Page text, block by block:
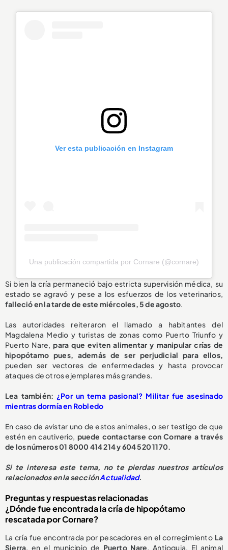
Ver esta publicación en Instagram
Una publicación compartida por Cornare (@cornare)
Si bien la cría permaneció bajo estricta supervisión médica, su
estado se agravó y pese a los esfuerzos de los veterinarios,
falleció en la tarde de este miércoles, 5 de agosto.
Las autoridades reiteraron el llamado a habitantes del
Magdalena Medio y turistas de zonas como Puerto Triunfo y
Puerto Nare, para que eviten alimentar y manipular crías de
hipopótamo pues, además de ser perjudicial para ellos,
pueden ser vectores de enfermedades y hasta provocar
ataques de otros ejemplares más grandes.
Lea también: ¿Por un tema pasional? Militar fue asesinado
mientras dormía en Robledo
En caso de avistar uno de estos animales, o ser testigo de que
estén en cautiverio, puede contactarse con Cornare a través
de los números 01 8000 414 214 y 604 520 1170.
Si te interesa este tema, no te pierdas nuestros artículos
relacionados en la secciónActualidad.
Preguntas y respuestas relacionadas
¿Dónde fue encontrada la cría de hipopótamo
rescatada por Cornare?
La cría fue encontrada por pescadores en el corregimiento La
Sierra, en el municipio de Puerto Nare, Antioquia. El animal